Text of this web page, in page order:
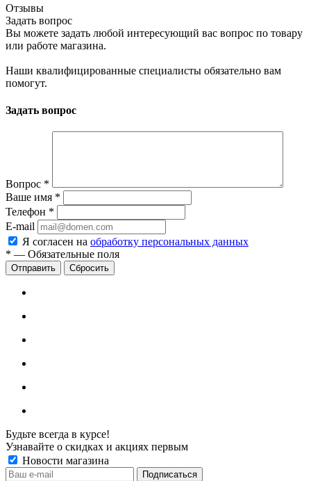
Отзывы
Задать вопрос
Вы можете задать любой интересующий вас вопрос по товару
или работе магазина.
Наши квалифицированные специалисты обязательно вам
помогут.
Задать вопрос
Вопрос *
Ваше имя *
Телефон *
E-mail
Я согласен на обработку персональных данных
* — Обязательные поля
Сбросить
Будьте всегда в курсе!
Узнавайте о скидках и акциях первым
Новости магазина